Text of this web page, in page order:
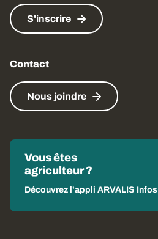
S'inscrire
Contact
Nous joindre
Vous êtes
agriculteur ?
Découvrez l'appli ARVALIS Infos